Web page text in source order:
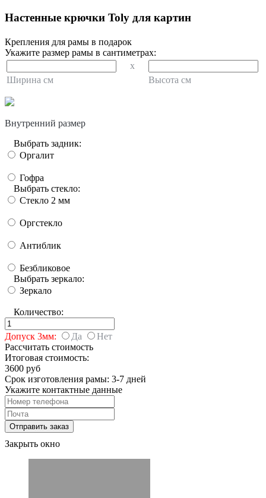
Настенные крючки Toly для картин
Крепления для рамы в подарок
Укажите размер рамы в сантиметрах:
x
Ширина см
Высота см
Внутренний размер
Выбрать задник:
Оргалит
Гофра
Выбрать стекло:
Стекло 2 мм
Оргстекло
Антиблик
Безбликовое
Выбрать зеркало:
Зеркало
Количество:
Допуск 3мм: Да
Нет
Рассчитать стоимость
Итоговая стоимость:
3600 руб
Срок изготовления рамы: 3-7 дней
Укажите контактные данные
Закрыть окно